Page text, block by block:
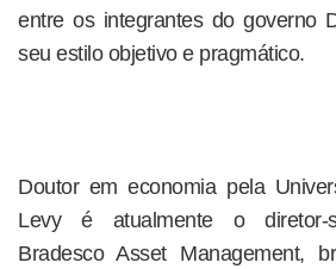
entre os integrantes do governo
seu estilo objetivo e pragmático.
Doutor em economia pela
Levy é atualmente o diretor-
Bradesco Asset Management,